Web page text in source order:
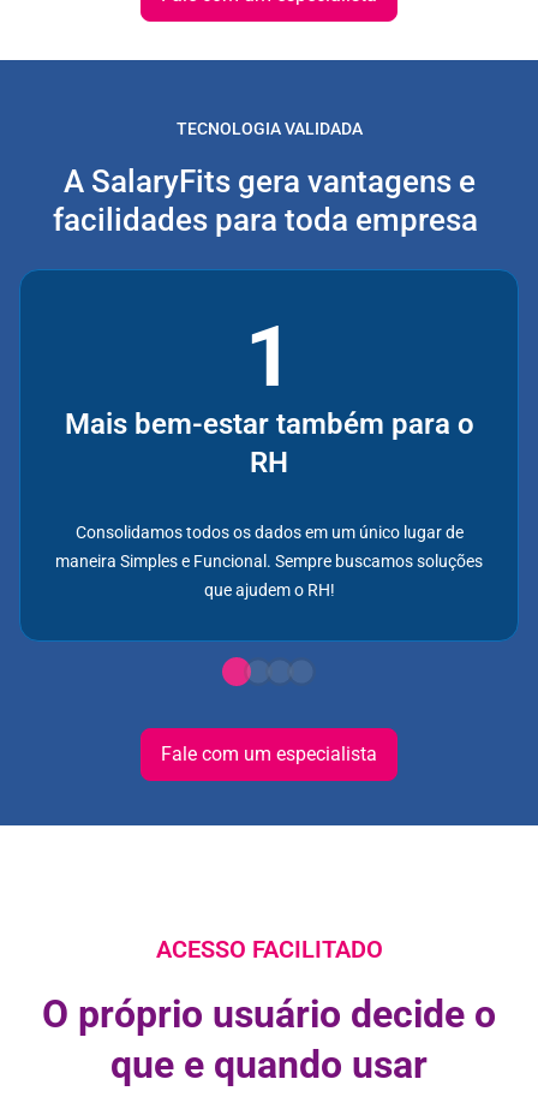
TECNOLOGIA VALIDADA
A SalaryFits gera vantagens e
facilidades para toda empresa
Mais bem-estar também para o
RH
Consolidamos todos os dados em um único lugar de
maneira Simples e Funcional. Sempre buscamos soluções
que ajudem o RH!
Fale com um especialista
ACESSO FACILITADO
O próprio usuário decide o
que e quando usar